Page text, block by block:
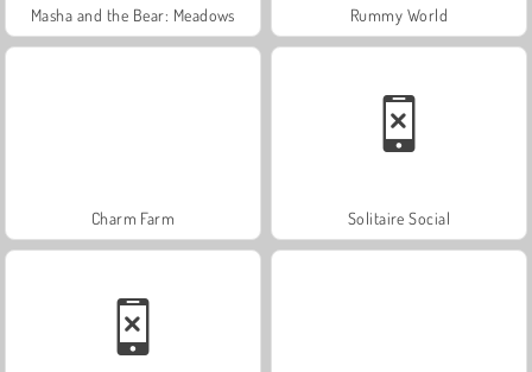
Masha and the Bear: Meadows Rummy World
Charm Farm Solitaire Social